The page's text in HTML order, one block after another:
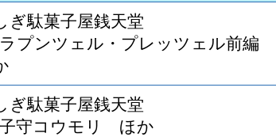
ぎ駄菓子屋銭天堂
ラプンツェル・プレッツェル前編
ぎ駄菓子屋銭天堂
子守コウモリ ほか